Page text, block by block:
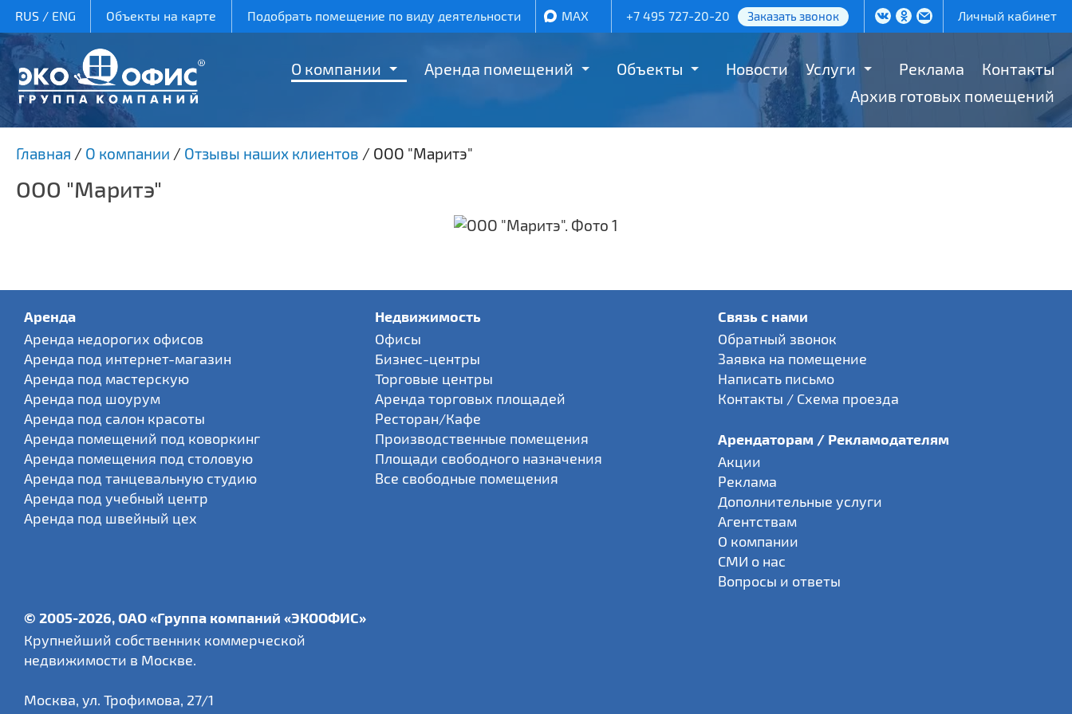
RUS/ ENG Объекты на карте Подобрать помещение по виду деятельности MAX +7 495 727-20-20 Заказать звонок Личный кабинет
О компании Аренда помещений Объекты Новости Услуги Реклама
Контакты
Архив готовых помещений
Главная / О компании / Отзывы наших клиентов / ООО "Маритэ"
ООО "Маритэ"
Аренда
Аренда недорогих офисов
Аренда под интернет-магазин
Аренда под мастерскую
Аренда под шоурум
Аренда под салон красоты
Аренда помещений под коворкинг
Аренда помещения под столовую
Аренда под танцевальную студию
Аренда под учебный центр
Аренда под швейный цех
Недвижимость
Офисы
Бизнес-центры
Торговые центры
Аренда торговых площадей
Ресторан/Кафе
Производственные помещения
Площади свободного назначения
Все свободные помещения
Связь с нами
Обратный звонок
Заявка на помещение
Написать письмо
Контакты / Схема проезда
Арендаторам / Рекламодателям
Акции
Реклама
Дополнительные услуги
Агентствам
О компании
СМИ о нас
Вопросы и ответы
© 2005-2026, ОАО «Группа компаний «ЭКООФИС»
Крупнейший собственник коммерческой
недвижимости в Москве.
Москва, ул. Трофимова, 27/1